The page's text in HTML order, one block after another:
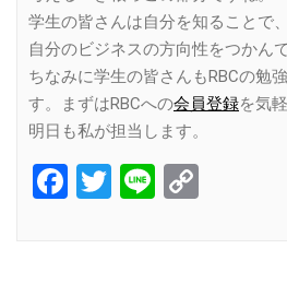
学生の皆さんは自分を知ることで、
自分のビジネスの方向性をつかん
ちなみに学生の皆さんもRBCの勉
す。まずはRBCへの会員登録を気
明日も私が担当します。
Facebook
Twitter
Line